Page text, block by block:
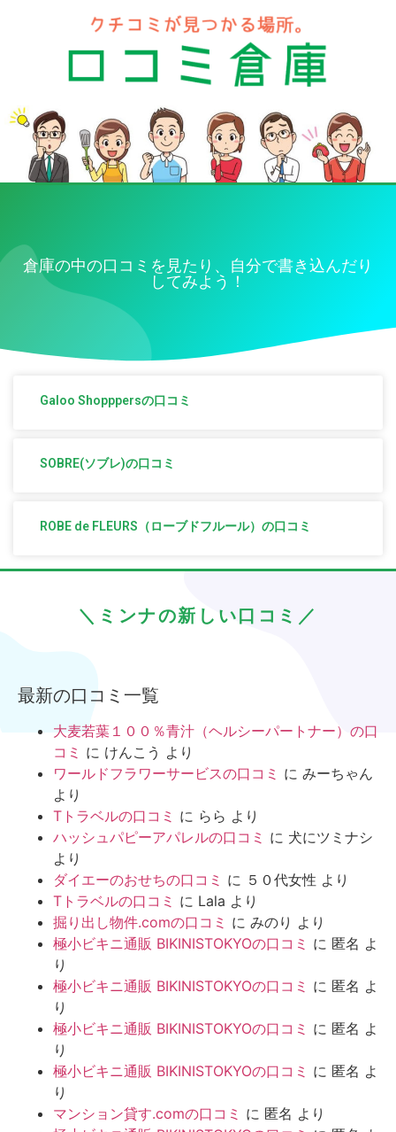
倉庫の中の口コミを見たり、自分で書き込んだり
してみよう！
Galoo Shopppersの口コミ
SOBRE(ソブレ)の口コミ
ROBE de FLEURS（ローブドフルール）の口コミ
＼ミンナの新しい口コミ／
最新の口コミ一覧
大麦若葉１００％青汁（ヘルシーパートナー）の口
コミ に けんこう より
ワールドフラワーサービスの口コミ に みーちゃん
より
Tトラベルの口コミ に らら より
ハッシュパピーアパレルの口コミ に 犬にツミナシ
より
ダイエーのおせちの口コミ に ５０代女性 より
Tトラベルの口コミ に Lala より
掘り出し物件.comの口コミ に みのり より
極小ビキニ通販 BIKINISTOKYOの口コミ に 匿名 よ
り
極小ビキニ通販 BIKINISTOKYOの口コミ に 匿名 よ
り
極小ビキニ通販 BIKINISTOKYOの口コミ に 匿名 よ
り
極小ビキニ通販 BIKINISTOKYOの口コミ に 匿名 よ
り
マンション貸す.comの口コミ に 匿名 より